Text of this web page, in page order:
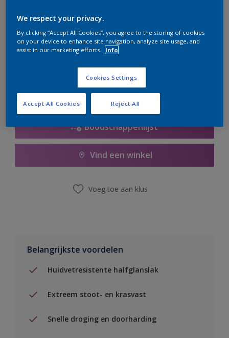
Op dit moment is het niet mogelijk dit product online
te bestellen. Houd de website in de gaten, we werken
Boodschappenlijst
Vind een winkel
Voeg toe aan klus
Belangrijkste voordelen
Huidvetresistente halfglanslak
Extreem stoot- en krasvast
Snelle droging en doorharding
We respect your privacy.
By clicking “Accept All Cookies”, you agree to the storing of cookies
on your device to enhance site navigation, analyze site usage, and
assist in our marketing efforts.
Info
Cookies Settings
Reject All
Accept All Cookies